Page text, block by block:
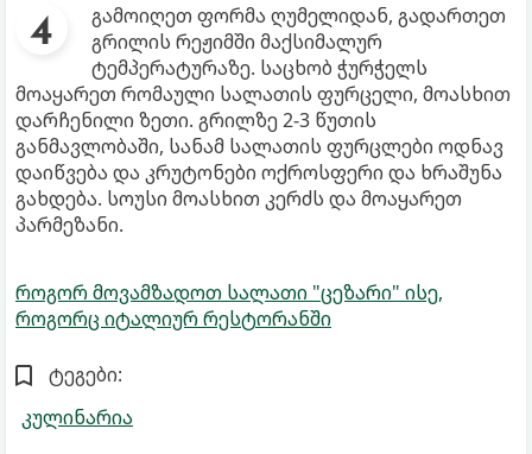
გამოიღეთ ფორმა ღუმელიდან, გადართეთ
გრილის რეჟიმში მაქსიმალურ
ტემპერატურაზე. საცხობ ჭურჭელს
მოაყარეთ რომაული სალათის ფურცელი, მოასხით
დარჩენილი ზეთი. გრილზე 2-3 წუთის
განმავლობაში, სანამ სალათის ფურცლები ოდნავ
დაიწვება და კრუტონები ოქროსფერი და ხრაშუნა
გახდება. სოუსი მოასხით კერძს და მოაყარეთ
პარმეზანი.
როგორ მოვამზადოთ სალათი "ცეზარი" ისე,
როგორც იტალიურ რესტორანში
ტეგები:
კულინარია